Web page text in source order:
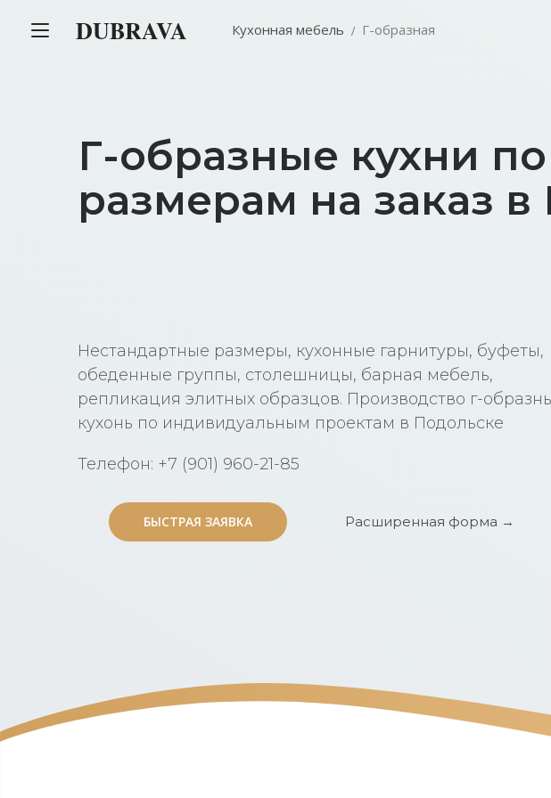
Г-образные кухни
размерам на заказ
Нестандартные размеры, кухонные гарнитуры, буфеты,
обеденные группы, столешницы, барная мебель,
репликация элитных образцов. Производство г-
кухонь по индивидуальным проектам в Подольске
Телефон: +7 (901) 960-21-85
БЫСТРАЯ ЗАЯВКА
БЫСТРАЯ ЗАЯВКА Расширенная форма →
DUBRAVA Кухонная мебель Г-образная